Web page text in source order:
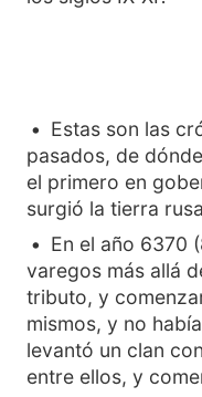
Estas son las
pasados, de
el primero en
surgió la tierra
En el año 6370
varegos más allá
tributo, y
mismos, y no
levantó un clan
entre ellos, y